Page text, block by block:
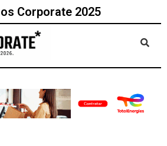
Corporate 2025